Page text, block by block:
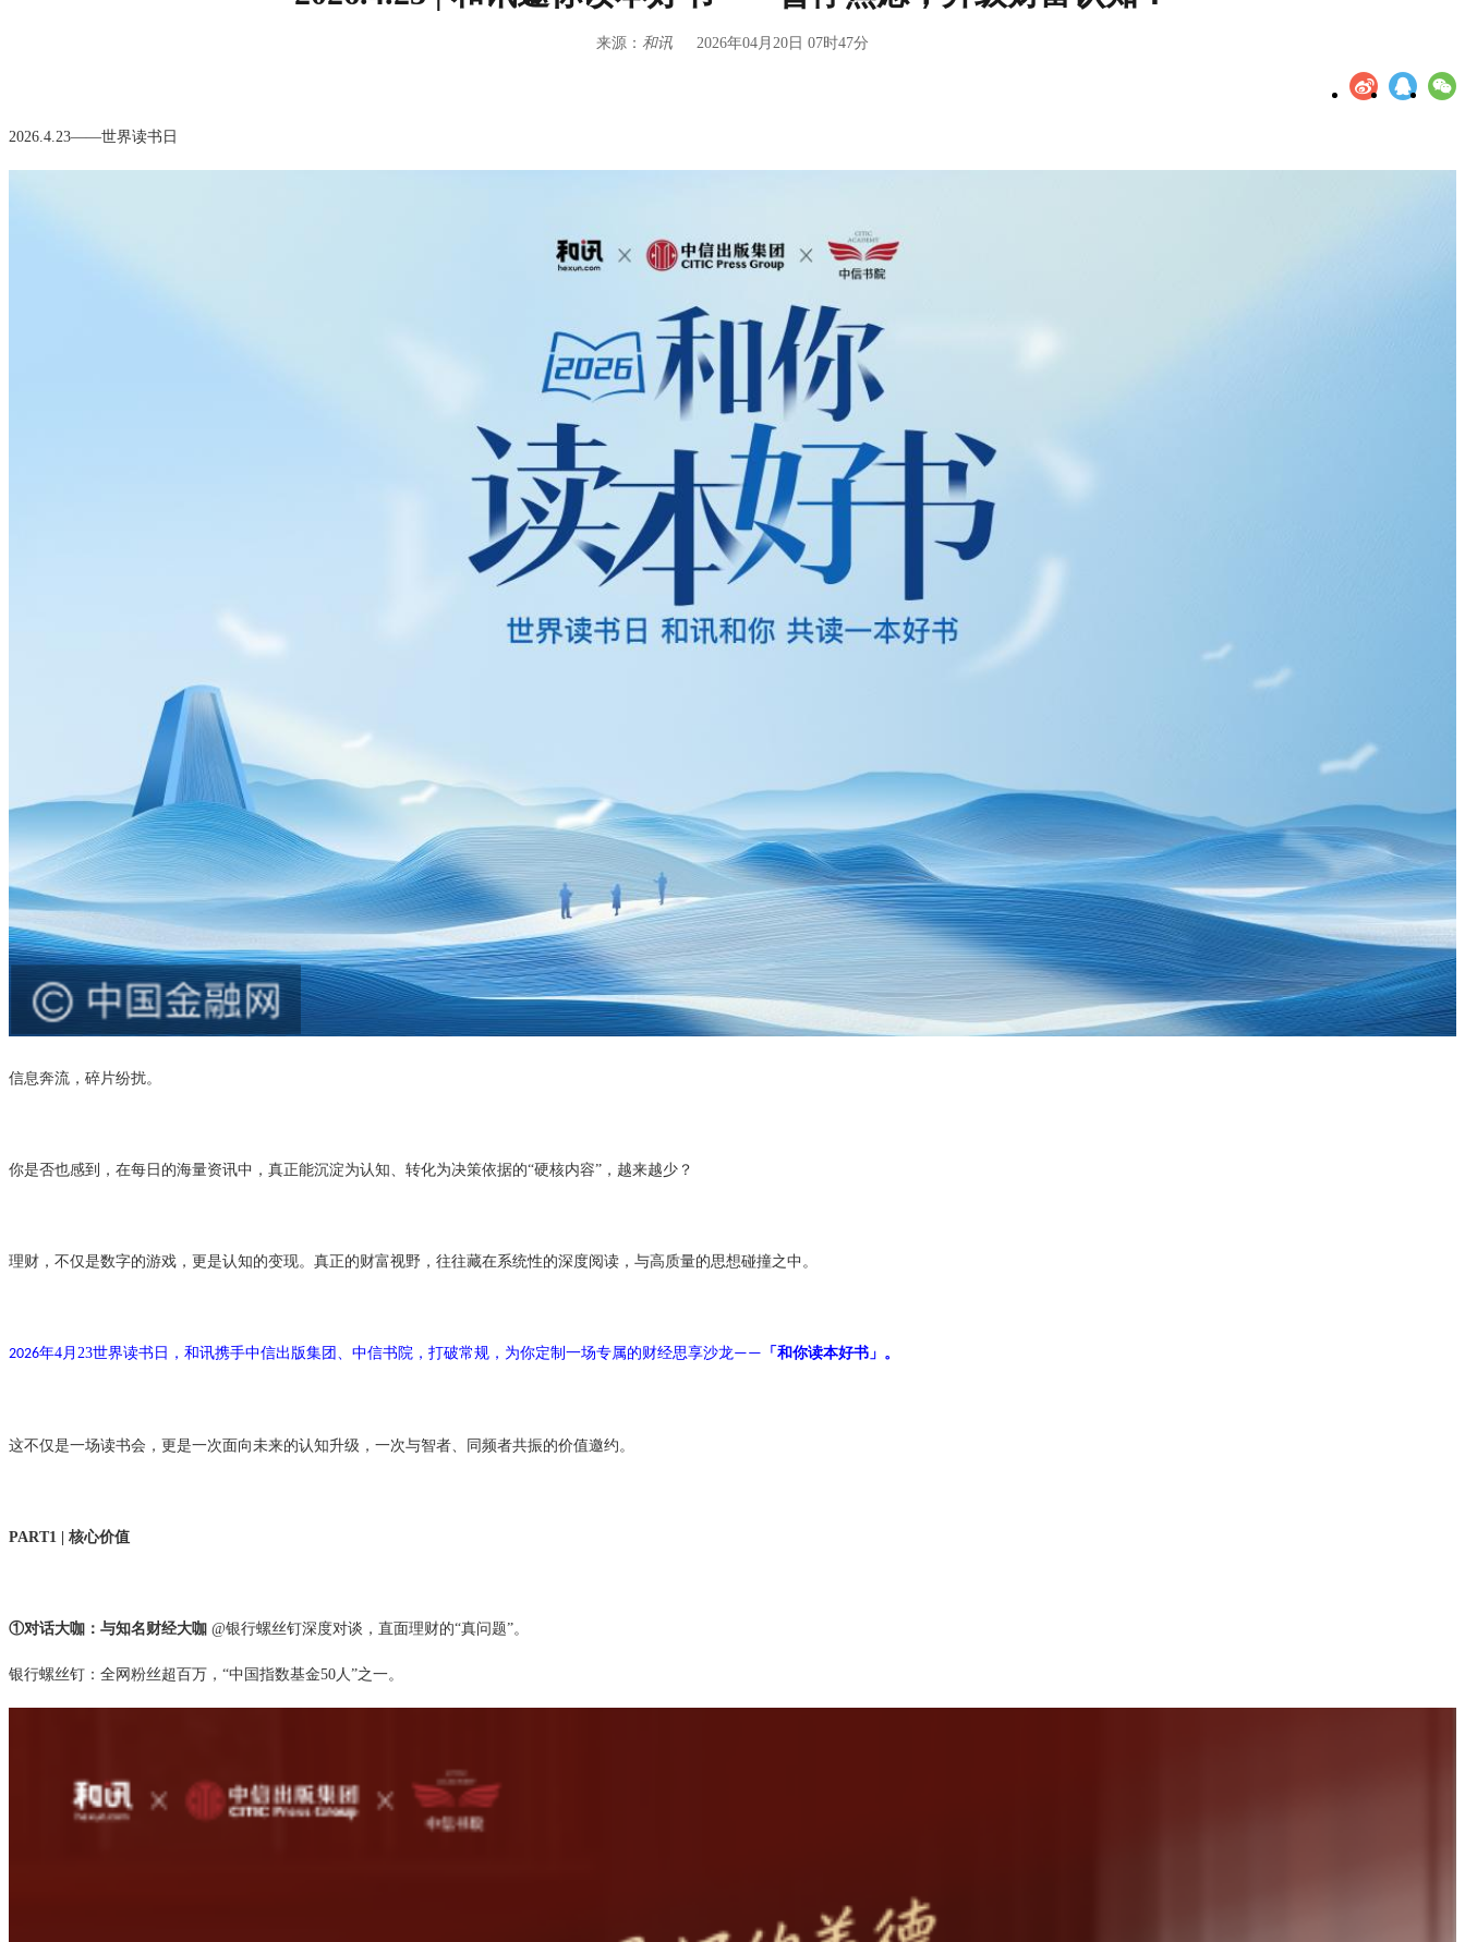
来源： 和讯 2026年04月20日 07时47分
2026.4.23——世界读书日
信息奔流，碎片纷扰。
你是否也感到，在每日的海量资讯中，真正能沉淀为认知、转化为决策依据的“硬核内容” ，越来越少？
理财，不仅是数字的游戏，更是认知的变现。真正的财富视野，往往藏在系统性的深度阅读，与高质量的思想碰撞之中。
2026年4月 23世界读书日，和讯携手中信出版集团、中信书院，打破常规，为你定制一场专属的财经思享沙龙—— 「和你读本好书」。
这不仅是一场读书会，更是一次面向未来的认知升级，一次与智者、同频者共振的价值邀约。
PART1 | 核心价值
①对话大咖： 与知名财经大咖 @银行螺丝钉深度对谈，直面理财的“真问题”。
银行螺丝钉：全网粉丝超百万， “中国指数基金50人”之一。